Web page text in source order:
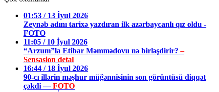
01:53 / 13 İyul 2026
Zeynəb adını tarixə yazdıran ilk azərbaycanlı qız oldu -
FOTO
11:05 / 10 İyul 2026
“Arzum”la Etibar Məmmədovu nə birləşdirir?–
Sensasion detal
16:44 / 18 İyul 2026
90-cı illərin məşhur müğənnisinin son görüntüsü diqqət
çəkdi —FOTO